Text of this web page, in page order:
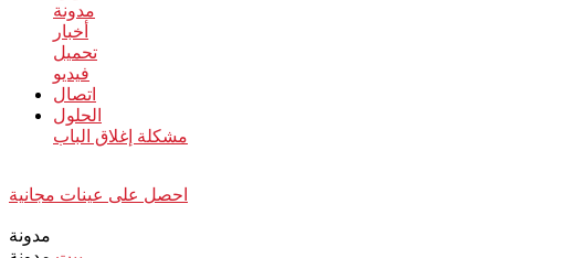
مدونة
أخبار
تحميل
فيديو
اتصال
الحلول
مشكلة إغلاق الباب
احصل على عينات مجانية
مدونة